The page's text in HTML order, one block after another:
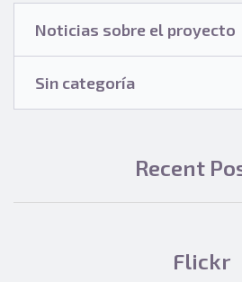
Noticias sobre el proyecto
Sin categoría
Recent
Flickr